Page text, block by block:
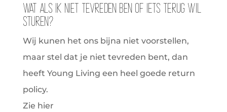
Wat als ik niet tevreden ben of iets terug wil
sturen?
Wij kunen het ons bijna niet voorstellen,
maar stel dat je niet tevreden bent, dan
heeft Young Living een heel goede return
policy.
Zie hier